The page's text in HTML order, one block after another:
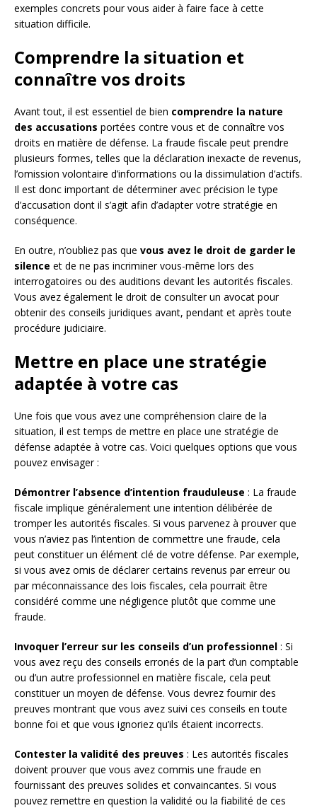
exemples concrets pour vous aider à faire face à cette
situation difficile.
Comprendre la situation et
connaître vos droits
Avant tout, il est essentiel de bien comprendre la nature
des accusations portées contre vous et de connaître vos
droits en matière de défense. La fraude fiscale peut prendre
plusieurs formes, telles que la déclaration inexacte de revenus,
l’omission volontaire d’informations ou la dissimulation d’actifs.
Il est donc important de déterminer avec précision le type
d’accusation dont il s’agit afin d’adapter votre stratégie en
conséquence.
En outre, n’oubliez pas que vous avez le droit de garder le
silence et de ne pas incriminer vous-même lors des
interrogatoires ou des auditions devant les autorités fiscales.
Vous avez également le droit de consulter un avocat pour
obtenir des conseils juridiques avant, pendant et après toute
procédure judiciaire.
Mettre en place une stratégie
adaptée à votre cas
Une fois que vous avez une compréhension claire de la
situation, il est temps de mettre en place une stratégie de
défense adaptée à votre cas. Voici quelques options que vous
pouvez envisager :
Démontrer l’absence d’intention frauduleuse : La fraude
fiscale implique généralement une intention délibérée de
tromper les autorités fiscales. Si vous parvenez à prouver que
vous n’aviez pas l’intention de commettre une fraude, cela
peut constituer un élément clé de votre défense. Par exemple,
si vous avez omis de déclarer certains revenus par erreur ou
par méconnaissance des lois fiscales, cela pourrait être
considéré comme une négligence plutôt que comme une
fraude.
Invoquer l’erreur sur les conseils d’un professionnel : Si
vous avez reçu des conseils erronés de la part d’un comptable
ou d’un autre professionnel en matière fiscale, cela peut
constituer un moyen de défense. Vous devrez fournir des
preuves montrant que vous avez suivi ces conseils en toute
bonne foi et que vous ignoriez qu’ils étaient incorrects.
Contester la validité des preuves : Les autorités fiscales
doivent prouver que vous avez commis une fraude en
fournissant des preuves solides et convaincantes. Si vous
pouvez remettre en question la validité ou la fiabilité de ces